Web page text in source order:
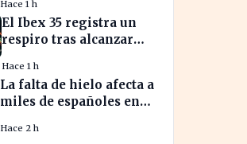
semestre de IA en 2026
Hace 1 h
El Ibex 35 registra un
respiro tras alcanzar
cotización
Hace 1 h
La falta de hielo afecta a
miles de españoles en
Hace 2 h